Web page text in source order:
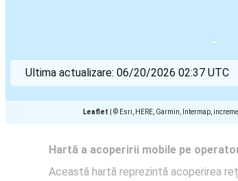
Leaflet © Esri, HERE, Garmin, Intermap,
Ultima actualizare: 06/20/2026 02:37 UTC
Hartă a acoperirii mobile pe
Această hartă reprezintă acoperirea